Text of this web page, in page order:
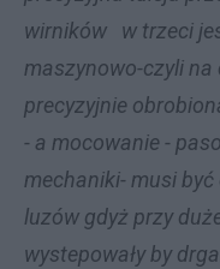
wirników w trzeci
maszynowo-czyli na
precyzyjnie
- a mocowanie -
mechaniki- musi być
luzów gdyż przy
wystepowały by